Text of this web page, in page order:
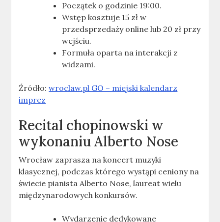
Początek o godzinie 19:00.
Wstęp kosztuje 15 zł w
przedsprzedaży online lub 20 zł przy
wejściu.
Formuła oparta na interakcji z
widzami.
Źródło:wroclaw.pl GO – miejski kalendarz
imprez
Recital chopinowski w
wykonaniu Alberto Nose
Wrocław zaprasza na koncert muzyki
klasycznej, podczas którego wystąpi ceniony na
świecie pianista Alberto Nose, laureat wielu
międzynarodowych konkursów.
Wydarzenie dedykowane